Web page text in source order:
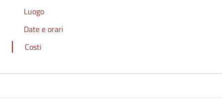
Luogo
Date e orari
Costi